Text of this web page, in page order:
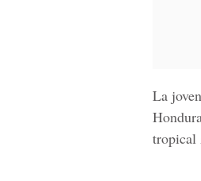
La
tropical